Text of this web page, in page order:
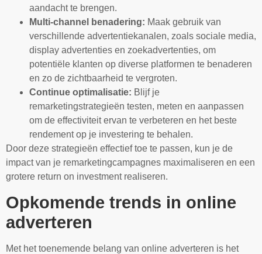
aandacht te brengen.
Multi-channel benadering: Maak gebruik van
verschillende advertentiekanalen, zoals sociale media,
display advertenties en zoekadvertenties, om
potentiële klanten op diverse platformen te benaderen
en zo de zichtbaarheid te vergroten.
Continue optimalisatie: Blijf je
remarketingstrategieën testen, meten en aanpassen
om de effectiviteit ervan te verbeteren en het beste
rendement op je investering te behalen.
Door deze strategieën effectief toe te passen, kun je de
impact van je remarketingcampagnes maximaliseren en een
grotere return on investment realiseren.
Opkomende trends in online
adverteren
Met het toenemende belang van online adverteren is het